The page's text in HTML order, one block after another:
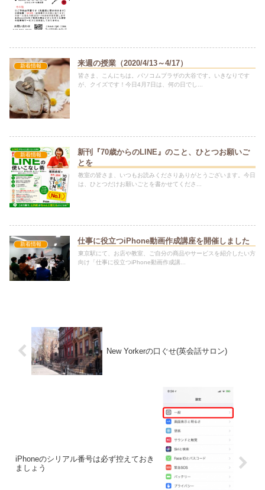
新着情報 来週の授業（2020/4/13～4/17）
皆さま、こんにちは。パソコムプラザの大谷です。いきなりです
が、クイズです！今日4月7日は、何の日でし...
新着情報
新刊『70歳からのLINE』のこと、ひとつお願いご
とを
教室の皆さま、いつもお読みくださりありがとうございます。今日
は、ひとつだけお願いごとを書かせてくださ...
新着情報 仕事に役立つiPhone動画作成講座を開催しました
東京駅にて、お店や教室、ご自分の商品やサービスを紹介したい方
向け「仕事に役立つiPhone動画作成講...
New Yorkerの口ぐせ(英会話サロン)
iPhoneのシリアル番号は必ず控えておき
ましょう